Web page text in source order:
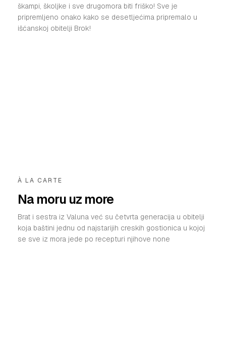
škampi, školjke i sve drugomora biti friško! Sve je
pripremljeno onako kako se desetljećima pripremalo u
išćanskoj obitelji Brok!
À LA CARTE
Na moru uz more
Brat i sestra iz Valuna već su četvrta generacija u obitelji
koja baštini jednu od najstarijih creskih gostionica u kojoj
se sve iz mora jede po recepturi njihove none